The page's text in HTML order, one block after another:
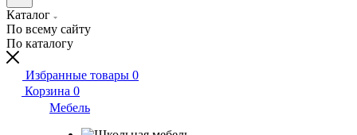
Каталог
По всему сайту
По каталогу
Избранные товары 0
Корзина 0
Мебель